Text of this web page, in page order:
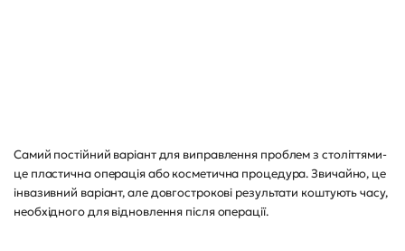
Самий постійний варіант для виправлення проблем з століттями-
це пластична операція або косметична процедура. Звичайно, це
інвазивний варіант, але довгострокові результати коштують часу,
необхідного для відновлення після операції.